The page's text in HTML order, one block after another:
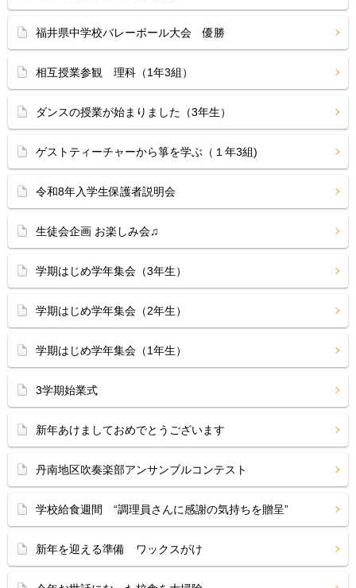
福井県中学校バレーボール大会 優勝
相互授業参観 理科（1年3組）
ダンスの授業が始まりました（3年生）
ゲストティーチャーから箏を学ぶ（１年3組)
令和8年入学生保護者説明会
生徒会企画 お楽しみ会♫
学期はじめ学年集会（3年生）
学期はじめ学年集会（2年生）
学期はじめ学年集会（1年生）
3学期始業式
新年あけましておめでとうございます
丹南地区吹奏楽部アンサンブルコンテスト
学校給食週間 “調理員さんに感謝の気持ちを贈呈”
新年を迎える準備 ワックスがけ